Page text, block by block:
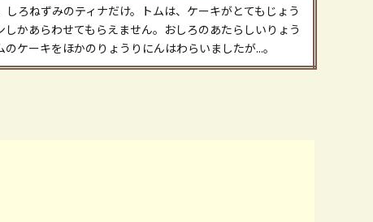
ろねずみのティナだけ。トムは、ケーキがとてもじょう
かあらわせてもらえません。おしろのあたらしいりょう
ケーキをほかのりょうりにんはわらいましたが...。